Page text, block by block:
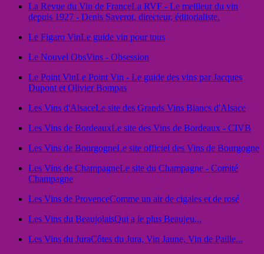
La Revue du Vin de FranceLa RVF - Le meilleur du vin
depuis 1927 - Denis Saverot, directeur, éditorialiste.
Le Figaro VinLe guide vin pour tous
Le Nouvel ObsVins - Obsession
Le Point VinLe Point Vin - Le guide des vins par Jacques
Dupont et Olivier Bompas
Les Vins d'AlsaceLe site des Grands Vins Blancs d'Alsace
Les Vins de BordeauxLe site des Vins de Bordeaux - CIVB
Les Vins de BourgogneLe site officiel des Vins de Bourgogne
Les Vins de ChampagneLe site du Champagne - Comité
Champagne
Les Vins de ProvenceComme un air de cigales et de rosé
Les Vins du BeaujolaisQui a le plus Beaujeu...
Les Vins du JuraCôtes du Jura, Vin Jaune, Vin de Paille...